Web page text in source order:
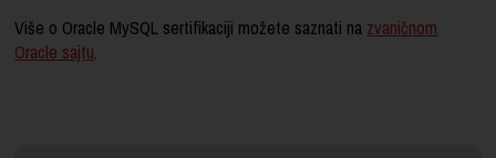
Više o Oracle MySQL sertifikaciji možete saznati na zvaničnom
Oracle sajtu.